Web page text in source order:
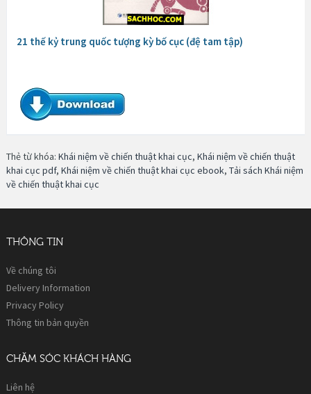
21 thế kỷ trung quốc tượng kỳ bố cục (đệ tam tập)
Thẻ từ khóa: Khái niệm về chiến thuật khai cục, Khái niệm về chiến thuật
khai cục pdf, Khái niệm về chiến thuật khai cục ebook, Tải sách Khái niệm
về chiến thuật khai cục
THÔNG TIN
Về chúng tôi
Delivery Information
Privacy Policy
Thông tin bản quyền
CHĂM SÓC KHÁCH HÀNG
Liên hệ